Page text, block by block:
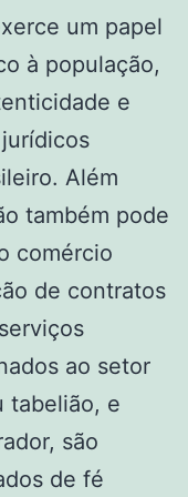
um papel
à população,
e
Além
também pode
comércio
de contratos
ao setor
tabelião, e
são
de fé